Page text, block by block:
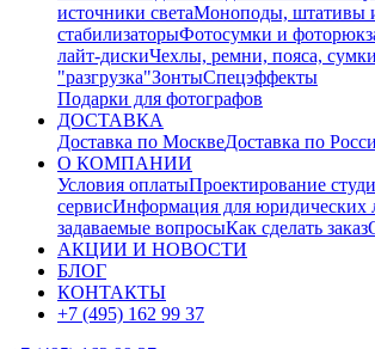
источники светаМоноподы, штативы
стабилизаторыФотосумки и
лайт-дискиЧехлы, ремни, пояса,
"разгрузка"ЗонтыСпецэффекты
Подарки для фотографов
ДОСТАВКА
Доставка по МосквеДоставка по
О КОМПАНИИ
Условия оплатыПроектирование
сервисИнформация для юридических
задаваемые вопросыКак сделать заказ
АКЦИИ И НОВОСТИ
БЛОГ
КОНТАКТЫ
+7 (495) 162 99 37